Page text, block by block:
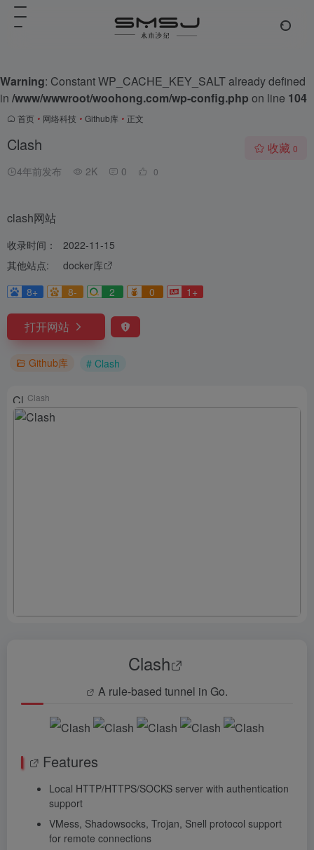
Warning: Constant WP_CACHE_KEY_SALT already defined
in /www/wwwroot/woohong.com/wp-config.php on line 104
首页 • 网络科技 • Github库 • 正文
Clash
4年前发布 2K 0 0
收藏 0
clash网站
收录时间：
2022-11-15
其他站点:
docker库
8+
8- 2 0 1+
打开网站
Github库 # Clash
Clash
Clash
A rule-based tunnel in Go.
Features
Local HTTP/HTTPS/SOCKS server with authentication
support
VMess, Shadowsocks, Trojan, Snell protocol support
for remote connections